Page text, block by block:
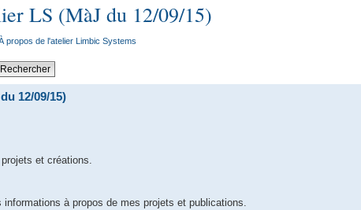
LS (MàJ du 12/09/15)
propos de l'atelier Limbic Systems
12/09/15)
et créations.
à propos de mes projets et publications.